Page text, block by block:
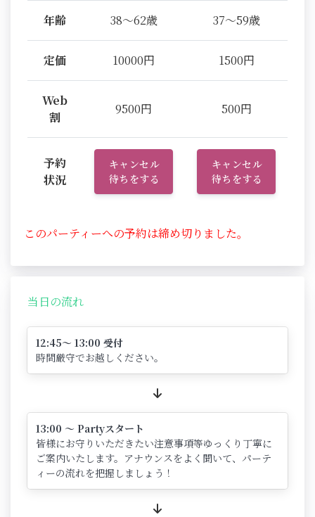
年齢 38～62歳 37～59歳
定価 10000円 1500円
Web
割
9500円 500円
予約
状況
キャンセル
待ちをする
キャンセル
待ちをする
このパーティーへの予約は締め切りました。
当日の流れ
12:45～ 13:00 受付
時間厳守でお越しください。
13:00 ～ Partyスタート
皆様にお守りいただきたい注意事項等ゆっくり丁寧に
ご案内いたします。アナウンスをよく聞いて、パーテ
ィーの流れを把握しましょう！